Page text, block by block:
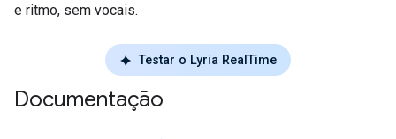
e ritmo, sem vocais.
Testar o Lyria RealTime
Documentação